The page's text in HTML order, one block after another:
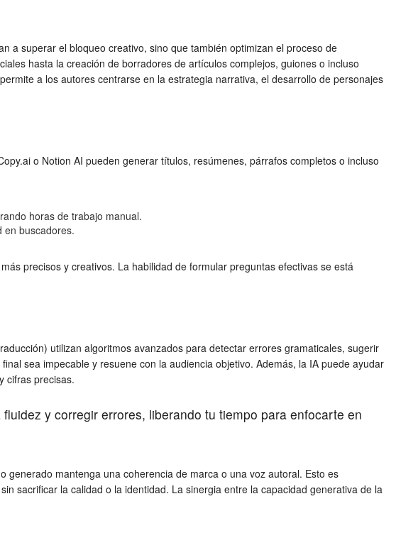
a superar el bloqueo creativo, sino que también optimizan el proceso de
hasta la creación de borradores de artículos complejos, guiones o incluso
a los autores centrarse en la estrategia narrativa, el desarrollo de personajes
o Notion AI pueden generar títulos, resúmenes, párrafos completos o incluso
horas de trabajo manual.
en buscadores.
precisos y creativos. La habilidad de formular preguntas efectivas se está
utilizan algoritmos avanzados para detectar errores gramaticales, sugerir
sea impecable y resuene con la audiencia objetivo. Además, la IA puede ayudar
cifras precisas.
y corregir errores, liberando tu tiempo para enfocarte en
mantenga una coherencia de marca o una voz autoral. Esto es
sacrificar la calidad o la identidad. La sinergia entre la capacidad generativa de la